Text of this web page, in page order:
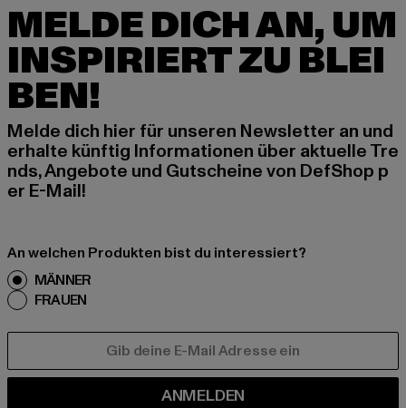
MELDE DICH AN, UM
INSPIRIERT ZU BLEI
BEN!
Melde dich hier für unseren Newsletter an und
erhalte künftig Informationen über aktuelle Tre
nds, Angebote und Gutscheine von DefShop p
er E-Mail!
An welchen Produkten bist du interessiert?
MÄNNER
FRAUEN
ANMELDEN